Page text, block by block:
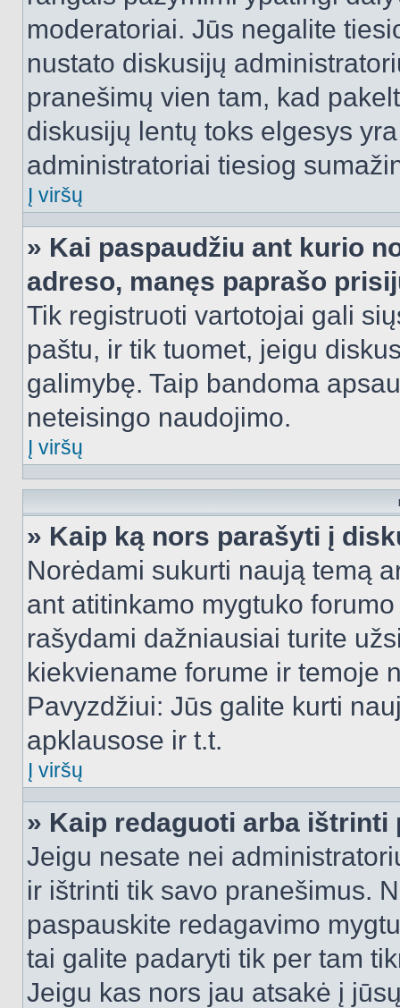
moderatoriai. Jūs negalite
nustato diskusijų
pranešimų vien tam, kad
diskusijų lentų toks elgesys
administratoriai tiesiog
Į viršų
» Kai paspaudžiu ant kurio
adreso, manęs paprašo
Tik registruoti vartotojai gali
paštu, ir tik tuomet, jeigu
galimybę. Taip bandoma
neteisingo naudojimo.
Į viršų
» Kaip ką nors parašyti į
Norėdami sukurti naują temą
ant atitinkamo mygtuko
rašydami dažniausiai turite
kiekviename forume ir temoje
Pavyzdžiui: Jūs galite kurti
apklausose ir t.t.
Į viršų
» Kaip redaguoti arba ištrinti
Jeigu nesate nei
ir ištrinti tik savo pranešimus.
paspauskite redagavimo
tai galite padaryti tik per tam
Jeigu kas nors jau atsakė į